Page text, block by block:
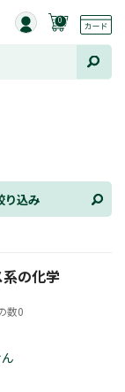
0
り込み
の化学
数0